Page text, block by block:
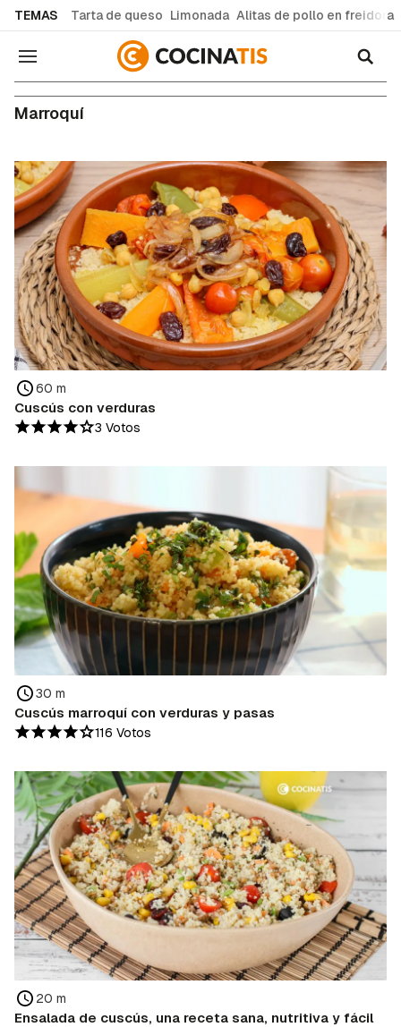
TEMAS Tarta de queso Limonada Alitas de pollo en freidora
Navegación
Marroquí
60 m
Cuscús con verduras
3 Votos
30 m
Cuscús marroquí con verduras y pasas
116 Votos
20 m
Ensalada de cuscús, una receta sana, nutritiva y fácil